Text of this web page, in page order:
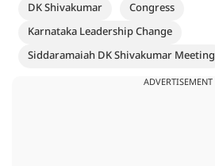
DK Shivakumar
Congress
Karnataka Leadership Change
Siddaramaiah DK Shivakumar Meeting
ADVERTISEMENT